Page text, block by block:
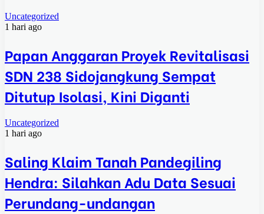
Uncategorized
1 hari ago
Papan Anggaran Proyek Revitalisasi
SDN 238 Sidojangkung Sempat
Ditutup Isolasi, Kini Diganti
Uncategorized
1 hari ago
Saling Klaim Tanah Pandegiling
Hendra: Silahkan Adu Data Sesuai
Perundang-undangan